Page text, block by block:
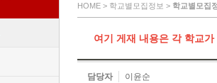
HOME > 학교별모집정보 > 학교별모집
여기 게재 내용은 각 학교
담당자 이윤순